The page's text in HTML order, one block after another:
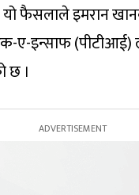
फैसलाले इमरान
ए-इन्साफ
छ ।